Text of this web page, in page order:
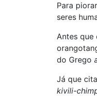
Para
seres
Antes que
do Grego
Já que
kivili-